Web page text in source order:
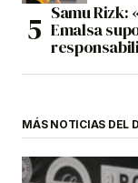
Samu Rizk:
Emalsa
MÁS NOTICIAS DEL